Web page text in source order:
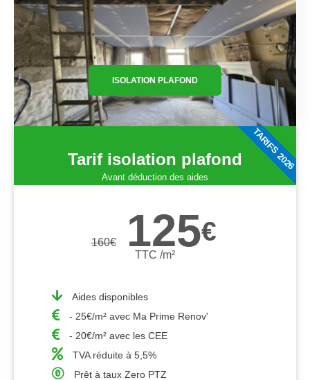
ISOLATION PLAFOND
Tarif isolation plafond
Avant déduction des aides
160€ 125€
TTC /m²
Aides disponibles
- 25€/m² avec Ma Prime Renov'
- 20€/m² avec les CEE
TVA réduite à 5,5%
Prêt à taux Zero PTZ
TARIFS 2026